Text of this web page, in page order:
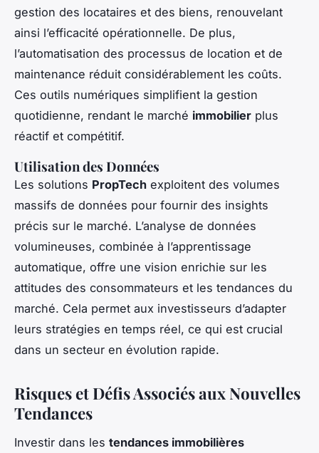
gestion des locataires et des biens, renouvelant
ainsi l’efficacité opérationnelle. De plus,
l’automatisation des processus de location et de
maintenance réduit considérablement les coûts.
Ces outils numériques simplifient la gestion
quotidienne, rendant le marché immobilier plus
réactif et compétitif.
Utilisation des Données
Les solutions PropTech exploitent des volumes
massifs de données pour fournir des insights
précis sur le marché. L’analyse de données
volumineuses, combinée à l’apprentissage
automatique, offre une vision enrichie sur les
attitudes des consommateurs et les tendances du
marché. Cela permet aux investisseurs d’adapter
leurs stratégies en temps réel, ce qui est crucial
dans un secteur en évolution rapide.
Risques et Défis Associés aux Nouvelles
Tendances
Investir dans les tendances immobilières